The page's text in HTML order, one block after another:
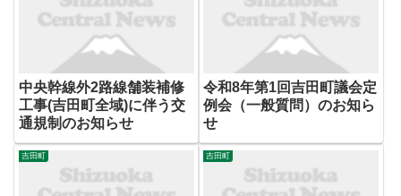
中央幹線外2路線舗装補修
工事(吉田町全域)に伴う交
通規制のお知らせ
令和8年第1回吉田町議会定
例会（一般質問）のお知ら
せ
吉田町 吉田町